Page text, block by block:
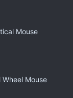
Mouse
Mouse